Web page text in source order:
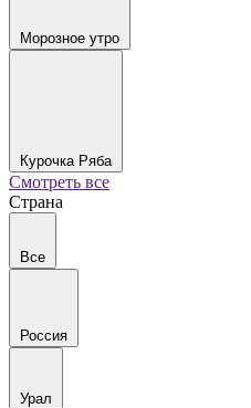
Морозное утро
Курочка Ряба
Смотреть все
Страна
Все
Россия
Урал